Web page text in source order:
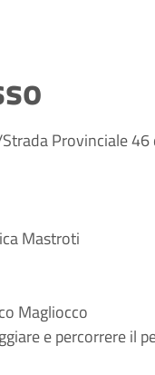
Strada Provinciale
Mastroti
Magliocco
e percorrere il